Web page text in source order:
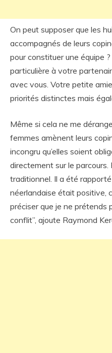
On peut supposer que les
accompagnés de leurs
pour constituer une équipe
particulière à votre
avec vous. Votre petite
priorités distinctes mais
Même si cela ne me
femmes amènent leurs
incongru qu’elles soient
directement sur le
traditionnel. Il a été rapporté
néerlandaise était positive,
préciser que je ne prétends
conflit”, ajoute Raymond